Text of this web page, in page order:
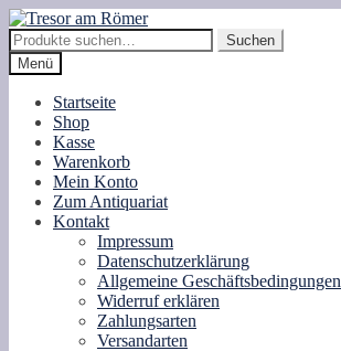
Zur
Navigation
springen
Zum
Inhalt
springen
Suche
nach:
Suchen
Menü
Startseite
Shop
Kasse
Warenkorb
Mein Konto
Zum Antiquariat
Kontakt
Impressum
Datenschutzerklärung
Allgemeine Geschäftsbedingungen
Widerruf erklären
Zahlungsarten
Versandarten